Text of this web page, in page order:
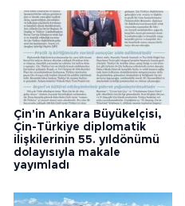
Çin'in Ankara Büyükelçisi,
Çin-Türkiye diplomatik
ilişkilerinin 55. yıldönümü
dolayısıyla makale
yayımladı